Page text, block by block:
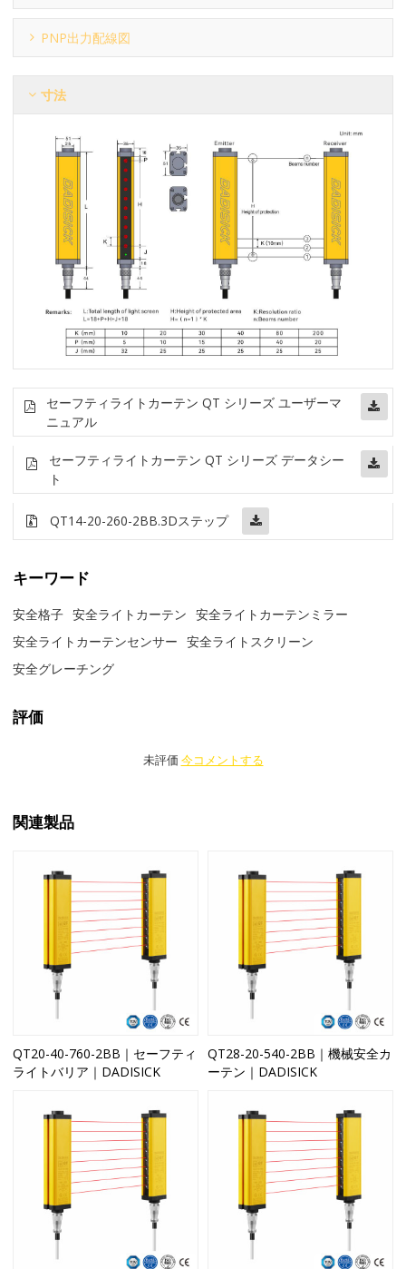
PNP出力配線図
寸法
セーフティライトカーテン QT シリーズ ユーザーマ
ニュアル
セーフティライトカーテン QT シリーズ データシー
ト
QT14-20-260-2BB.3Dステップ
キーワード
安全格子 安全ライトカーテン
安全ライトカーテンミラー
安全ライトカーテンセンサー
安全ライトスクリーン
安全グレーチング
評価
未評価 今コメントする
関連製品
QT20-40-760-2BB｜セーフティ
ライトバリア｜DADISICK
QT28-20-540-2BB｜機械安全カ
ーテン｜DADISICK